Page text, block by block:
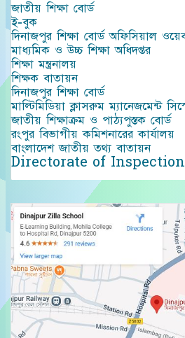
জাতীয় শিক্ষা বোর্ড
ই-বুক
দিনাজপুর শিক্ষা বোর্ড অফিসিয়াল
মাধ্যমিক ও উচ্চ শিক্ষা অধিদপ্তর
শিক্ষা মন্ত্রনালয়
শিক্ষক বাতায়ন
দিনাজপুর শিক্ষা বোর্ড
মাল্টিমিডিয়া ক্লাসরুম ম্যানেজমেন্ট
জাতীয় শিক্ষাক্রম ও পাঠ্যপুস্তক বোর্ড
রংপুর বিভাগীয় কমিশনারের কার্যালয়
বাংলাদেশ জাতীয় তথ্য বাতায়ন
Directorate of